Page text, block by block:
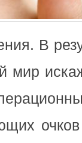
В
мир